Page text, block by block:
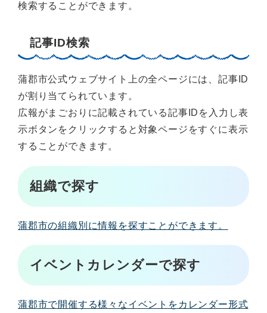
検索することができます。
記事ID検索
蒲郡市公式ウェブサイト上の全ページには、記事ID
が割り当てられています。
広報がまごおりに記載されている記事IDを入力し表
示ボタンをクリックすると対象ページをすぐに表示
することができます。
組織で探す
蒲郡市の組織別に情報を探すことができます。
イベントカレンダーで探す
蒲郡市で開催する様々なイベントをカレンダー形式